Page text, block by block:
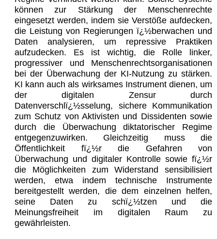
können zur Stärkung der Menschenrechte
eingesetzt werden, indem sie Verstöße aufdecken,
die Leistung von Regierungen ï¿½berwachen und
Daten analysieren, um repressive Praktiken
aufzudecken. Es ist wichtig, die Rolle linker,
progressiver und Menschenrechtsorganisationen
bei der Überwachung der KI-Nutzung zu stärken.
KI kann auch als wirksames Instrument dienen, um
der digitalen Zensur durch
Datenverschlï¿½sselung, sichere Kommunikation
zum Schutz von Aktivisten und Dissidenten sowie
durch die Überwachung diktatorischer Regime
entgegenzuwirken. Gleichzeitig muss die
Öffentlichkeit fï¿½r die Gefahren von
Überwachung und digitaler Kontrolle sowie fï¿½r
die Möglichkeiten zum Widerstand sensibilisiert
werden, etwa indem technische Instrumente
bereitgestellt werden, die dem einzelnen helfen,
seine Daten zu schï¿½tzen und die
Meinungsfreiheit im digitalen Raum zu
gewährleisten.